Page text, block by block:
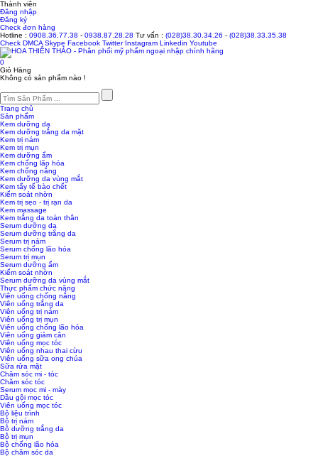
Thành viên
Đăng nhập
Đăng ký
Check đơn hàng
Hotline : 0908.36.77.38 - 0938.87.28.28 Tư vấn : (028)38.30.34.26 - (028)38.33.35.38
Check DMCA Skype Facebook Twitter Instagram Linkedin Youtube
0
Giỏ Hàng
Không có sản phẩm nào !
Trang chủ
Sản phẩm
Kem dưỡng da
Kem dưỡng trắng da mặt
Kem trị nám
Kem trị mụn
Kem dưỡng ẩm
Kem chống lão hóa
Kem chống nắng
Kem dưỡng da vùng mắt
Kem tẩy tế bào chết
Kiểm soát nhờn
Kem trị sẹo - trị rạn da
Kem massage
Kem trắng da toàn thân
Serum dưỡng da
Serum dưỡng trắng da
Serum trị nám
Serum chống lão hóa
Serum trị mụn
Serum dưỡng ẩm
Kiểm soát nhờn
Serum dưỡng da vùng mắt
Thực phẩm chức năng
Viên uống chống nắng
Viên uống trắng da
Viên uống trị nám
Viên uống trị mụn
Viên uống chống lão hóa
Viên uống giảm cân
Viên uống mọc tóc
Viên uống nhau thai cừu
Viên uống sữa ong chúa
Sữa rửa mặt
Chăm sóc mi - tóc
Chăm sóc tóc
Serum mọc mi - mày
Dầu gội mọc tóc
Viên uống mọc tóc
Bộ liệu trình
Bộ trị nám
Bộ dưỡng trắng da
Bộ trị mụn
Bộ chống lão hóa
Bộ chăm sóc da